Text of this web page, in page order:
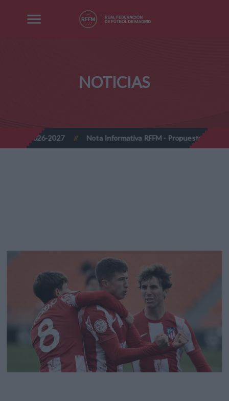
NOTICIAS
Nota Informativa RFFM - Propuesta de Actualización